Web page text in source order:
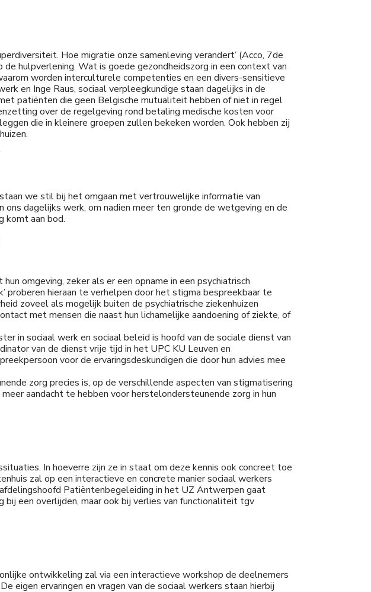
Hoe migratie onze samenleving verandert’ (Acco, 7de
hulpverlening. Wat is goede gezondheidszorg in een context van
worden interculturele competenties en een divers-sensitieve
en Inge Raus, sociaal verpleegkundige staan dagelijks in de
patiënten die geen Belgische mutualiteit hebben of niet in regel
over de regelgeving rond betaling medische kosten voor
die in kleinere groepen zullen bekeken worden. Ook hebben zij
we stil bij het omgaan met vertrouwelijke informatie van
dagelijks werk, om nadien meer ten gronde de wetgeving en de
komt aan bod.
omgeving, zeker als er een opname in een psychiatrisch
proberen hieraan te verhelpen door het stigma bespreekbaar te
zoveel als mogelijk buiten de psychiatrische ziekenhuizen
met mensen die naast hun lichamelijke aandoening of ziekte, of
in sociaal werk en sociaal beleid is hoofd van de sociale dienst van
van de dienst vrije tijd in het UPC KU Leuven en
voor de ervaringsdeskundigen die door hun advies mee
zorg precies is, op de verschillende aspecten van stigmatisering
aandacht te hebben voor herstelondersteunende zorg in hun
In hoeverre zijn ze in staat om deze kennis ook concreet toe
zal op een interactieve en concrete manier sociaal werkers
Patiëntenbegeleiding in het UZ Antwerpen gaat
bij een overlijden, maar ook bij verlies van functionaliteit tgv
ontwikkeling zal via een interactieve workshop de deelnemers
eigen ervaringen en vragen van de sociaal werkers staan hierbij